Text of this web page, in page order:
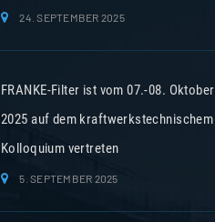
24. SEPTEMBER 2025
FRANKE-Filter ist vom 07.-08. Oktober
2025 auf dem kraftwerkstechnischem
Kolloquium vertreten
5. SEPTEMBER 2025